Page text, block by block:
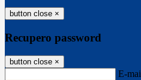
button close ×
Recupero password
button close ×
E-